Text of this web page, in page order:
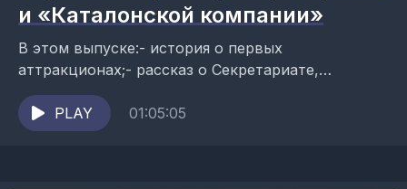
и «Каталонской компании»
В этом выпуске:- история о первых
аттракционах;- рассказ о Секретариате,
чистокровном скаковом жеребце, выигравшем
«Тройную корону»;- продолжение
повествования о «Каталонской компании».
PLAY 01:05:05